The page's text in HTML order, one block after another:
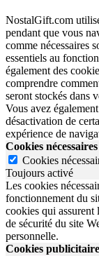
NostalGift.com
pendant que vous
comme nécessaires
essentiels au
également des
comprendre
seront stockés dans
Vous avez
désactivation de
expérience de
Cookies
Cookies
Toujours activé
Les cookies
fonctionnement du
cookies qui assurent
de sécurité du site
personnelle.
Cookies